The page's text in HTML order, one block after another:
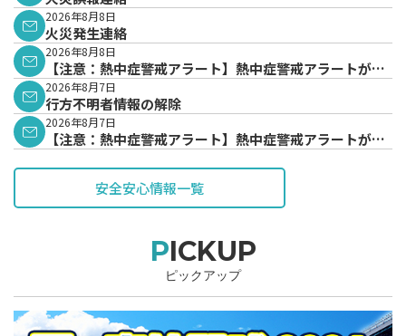
2026年8月8日
火災発生連絡
2026年8月8日
【注意：熱中症警戒アラート】熱中症警戒アラートが発
表されています。
2026年8月7日
行方不明者情報の解除
2026年8月7日
【注意：熱中症警戒アラート】熱中症警戒アラートが発
安全安心情報一覧
PICKUP
ピックアップ